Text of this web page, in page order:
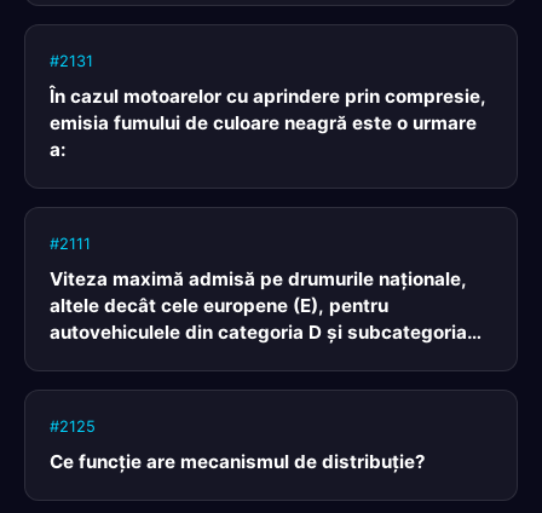
#2131
În cazul motoarelor cu aprindere prin compresie,
emisia fumului de culoare neagră este o urmare
a:
#2111
Viteza maximă admisă pe drumurile naţionale,
altele decât cele europene (E), pentru
autovehiculele din categoria D şi subcategoria
#2125
Ce funcţie are mecanismul de distribuţie?